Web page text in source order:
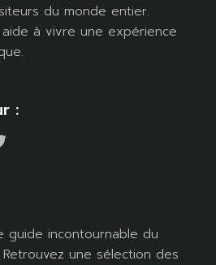
du monde entier.
aide à vivre une expérience
:
guide incontournable du
une sélection des